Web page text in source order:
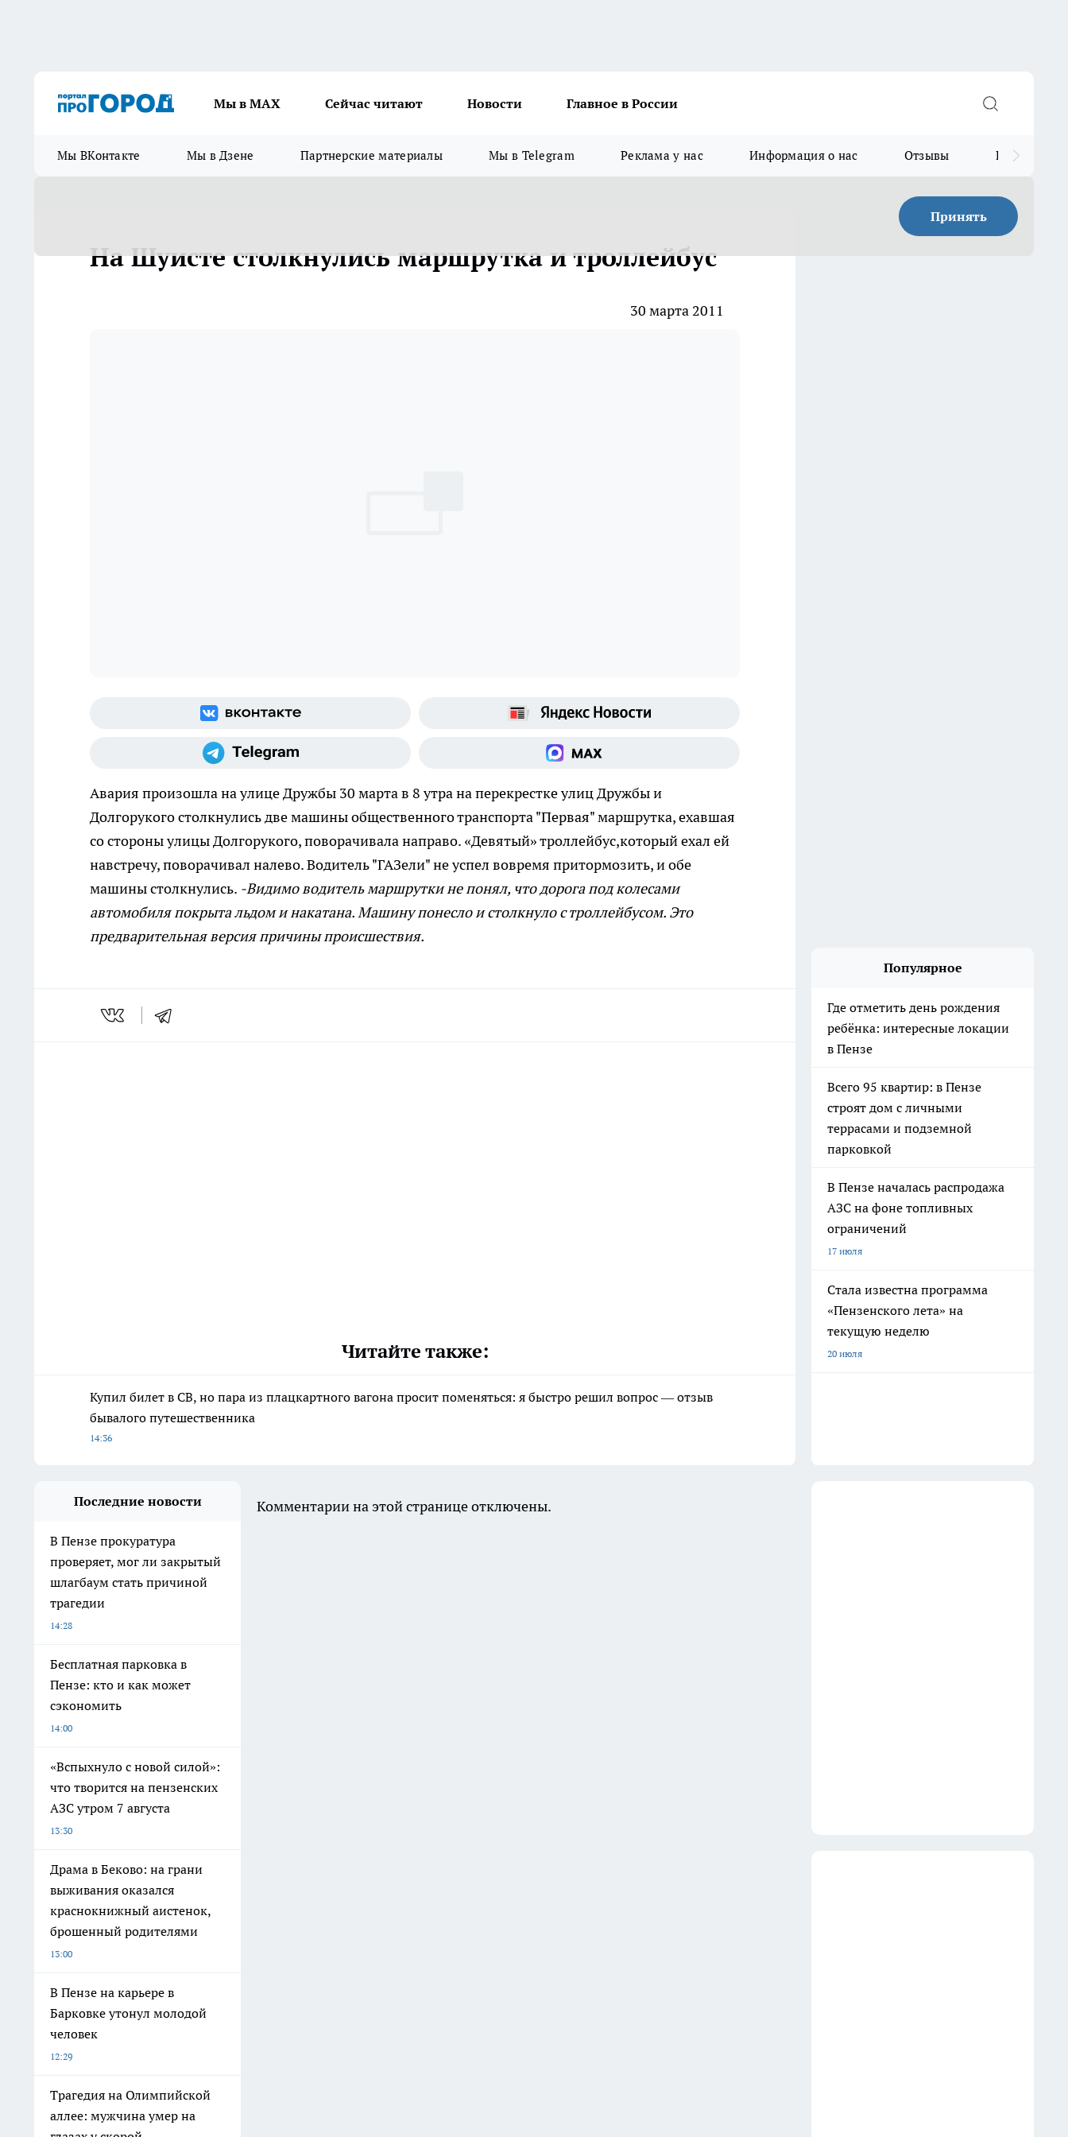
Мы в МАХ Сейчас читают Новости Главное в России
Мы ВКонтакте Мы в Дзене Партнерские материалы Мы в Telegram Реклама у нас Информация о нас Отзывы Прайс для
Принять
На Шуисте столкнулись маршрутка и троллейбус
30 марта 2011
Авария произошла на улице Дружбы 30 марта в 8 утра на перекрестке улиц Дружбы и
Долгорукого столкнулись две машины общественного транспорта "Первая" маршрутка, ехавшая
со стороны улицы Долгорукого, поворачивала направо. «Девятый» троллейбус,который ехал ей
навстречу, поворачивал налево. Водитель "ГАЗели" не успел вовремя притормозить, и обе
машины столкнулись. -Видимо водитель маршрутки не понял, что дорога под колесами
автомобиля покрыта льдом и накатана. Машину понесло и столкнуло с троллейбусом. Это
предварительная версия причины происшествия.
Читайте также:
Купил билет в СВ, но пара из плацкартного вагона просит поменяться: я быстро решил вопрос — отзыв
бывалого путешественника
14:36
Популярное
Где отметить день рождения
ребёнка: интересные локации
в Пензе
Всего 95 квартир: в Пензе
строят дом с личными
террасами и подземной
парковкой
В Пензе началась распродажа
АЗС на фоне топливных
ограничений
17 июля
Стала известна программа
«Пензенского лета» на
текущую неделю
20 июля
Последние новости
В Пензе прокуратура
проверяет, мог ли закрытый
шлагбаум стать причиной
трагедии
14:28
Бесплатная парковка в
Пензе: кто и как может
сэкономить
14:00
«Вспыхнуло с новой силой»:
что творится на пензенских
АЗС утром 7 августа
13:30
Драма в Беково: на грани
выживания оказался
краснокнижный аистенок,
брошенный родителями
13:00
В Пензе на карьере в
Барковке утонул молодой
человек
12:29
Трагедия на Олимпийской
аллее: мужчина умер на
Комментарии на этой странице отключены.